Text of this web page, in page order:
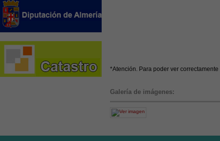
*Atención. Para poder ver
Galería de imágenes: